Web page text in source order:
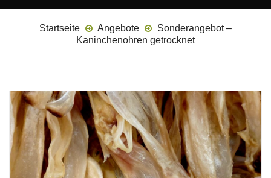
Startseite Angebote
Sonderangebot –
Kaninchenohren getrocknet